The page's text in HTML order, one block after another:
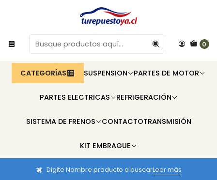
0
CATEGORÍAS SUSPENSION PARTES DE MOTOR
PARTES ELECTRICAS REFRIGERACIÓN
SISTEMA DE FRENOS CONTACTOTRANSMISIÓN
KIT EMBRAGUE
Digite Nombre producto a buscarLeer más